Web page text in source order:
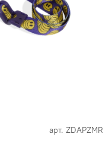
арт. ZDAPZMR